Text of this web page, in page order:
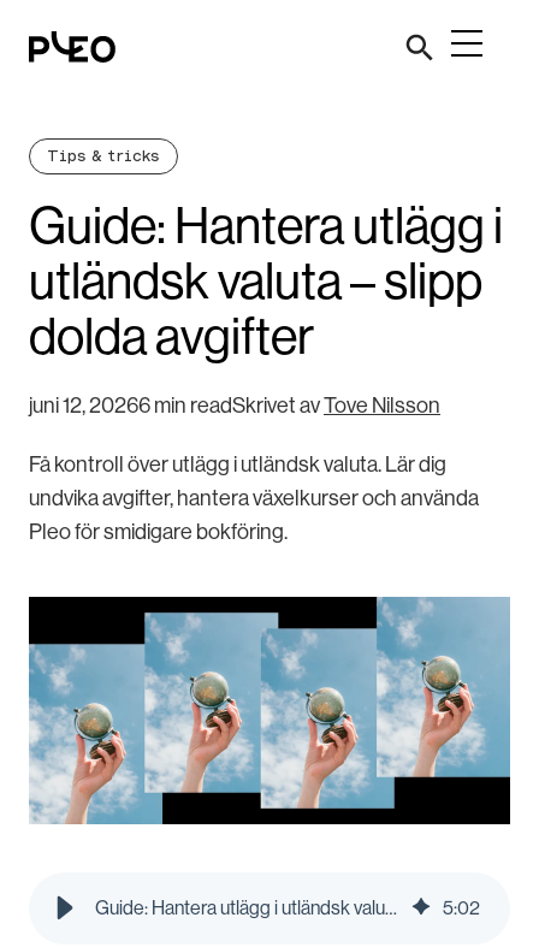
Tips & tricks
Guide: Hantera utlägg i
utländsk valuta – slipp
dolda avgifter
juni 12, 20266 min readSkrivet avTove Nilsson
Få kontroll över utlägg i utländsk valuta. Lär dig
undvika avgifter, hantera växelkurser och använda
Pleo för smidigare bokföring.
Guide: Hantera utlägg i utländsk valuta – slipp dolda avgifter | Pleo Blog 5:02